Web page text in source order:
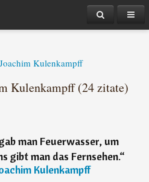
Kulenkampff
Kulenkampff (24 zitate)
man Feuerwasser, um
gibt man das Fernsehen.“
Kulenkampff